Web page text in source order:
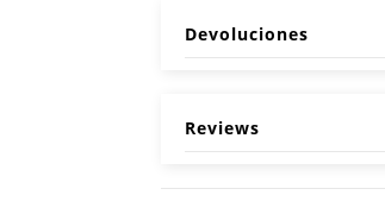
Devoluciones
Reviews